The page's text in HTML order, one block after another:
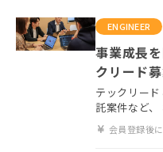
ENGINEER
事業成長
クリード
テックリー
託案件など
会員登録後